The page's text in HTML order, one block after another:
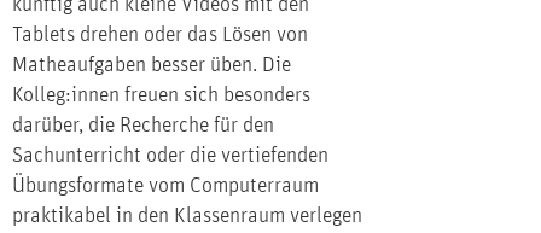
künftig auch kleine Videos mit den
Tablets drehen oder das Lösen von
Matheaufgaben besser üben. Die
Kolleg:innen freuen sich besonders
darüber, die Recherche für den
Sachunterricht oder die vertiefenden
Übungsformate vom Computerraum
praktikabel in den Klassenraum verlegen